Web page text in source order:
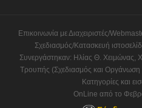
Επικοινωνία με Διαχειριστές/
Σχεδιασμός/Κατασκευή
Συνεργάστηκαν: Ηλίας Θ.
Τρουπής (Σχεδιασμός και Οργάνωση
Κατηγορίες και
OnLine από το